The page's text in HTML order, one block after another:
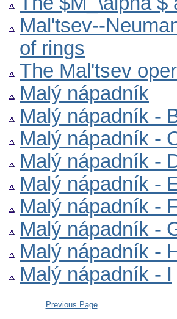
Mal'tsev--
of rings
The Mal'tsev
Malý nápadník
Malý nápadník -
Malý nápadník -
Malý nápadník -
Malý nápadník -
Malý nápadník -
Malý nápadník -
Malý nápadník -
Malý nápadník - I
Previous Page